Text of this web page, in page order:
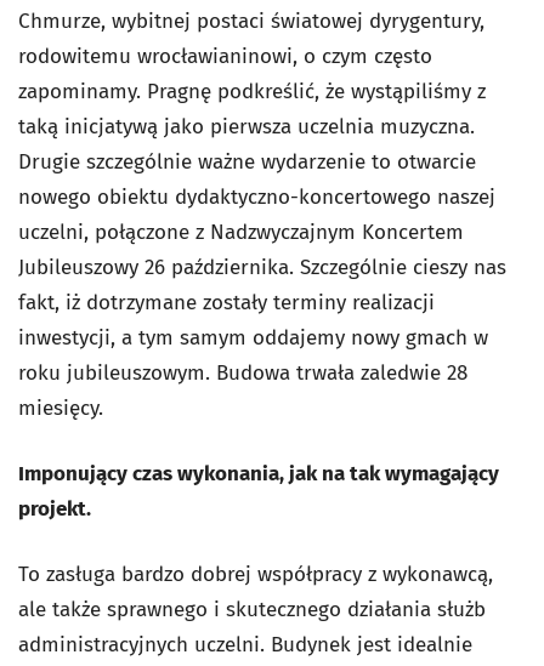
Chmurze, wybitnej postaci światowej dyrygentury,
rodowitemu wrocławianinowi, o czym często
zapominamy. Pragnę podkreślić, że wystąpiliśmy z
taką inicjatywą jako pierwsza uczelnia muzyczna.
Drugie szczególnie ważne wydarzenie to otwarcie
nowego obiektu dydaktyczno-koncertowego naszej
uczelni, połączone z Nadzwyczajnym Koncertem
Jubileuszowy 26 października. Szczególnie cieszy nas
fakt, iż dotrzymane zostały terminy realizacji
inwestycji, a tym samym oddajemy nowy gmach w
roku jubileuszowym. Budowa trwała zaledwie 28
miesięcy.
Imponujący czas wykonania, jak na tak wymagający
projekt.
To zasługa bardzo dobrej współpracy z wykonawcą,
ale także sprawnego i skutecznego działania służb
administracyjnych uczelni. Budynek jest idealnie